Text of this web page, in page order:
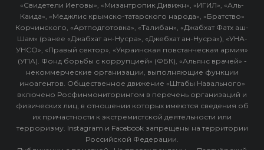
«Свидетели Иеговы», «Мизантропик Дивижн», «ИГИЛ», «Аль-
Каида», «Меджлис крымско-татарского народа», «Братство»
Корчинского, «Артподготовка», «Талибан», «Джабхат Фатх аш-
Шам» (ранее «Джабхат ан-Нусра», «Джебхат ан-Нусра»), «УНА-
УНСО», «Правый сектор», «Украинская повстанческая армия»
(УПА). Фонд борьбы с коррупцией» (ФБК), «Альянс врачей» -
некоммерческие организации, выполняющие функции
иноагентов. Общественное движение «Штабы Навального»
включено Росфинмониторингом в перечень организаций и
физических лиц, в отношении которых имеются сведения об
их причастности к экстремистской деятельности или
терроризму. Instagram и Facebook запрещены на территории
Российской Федерации.